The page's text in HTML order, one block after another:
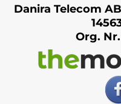
Danira Telecom
Org.